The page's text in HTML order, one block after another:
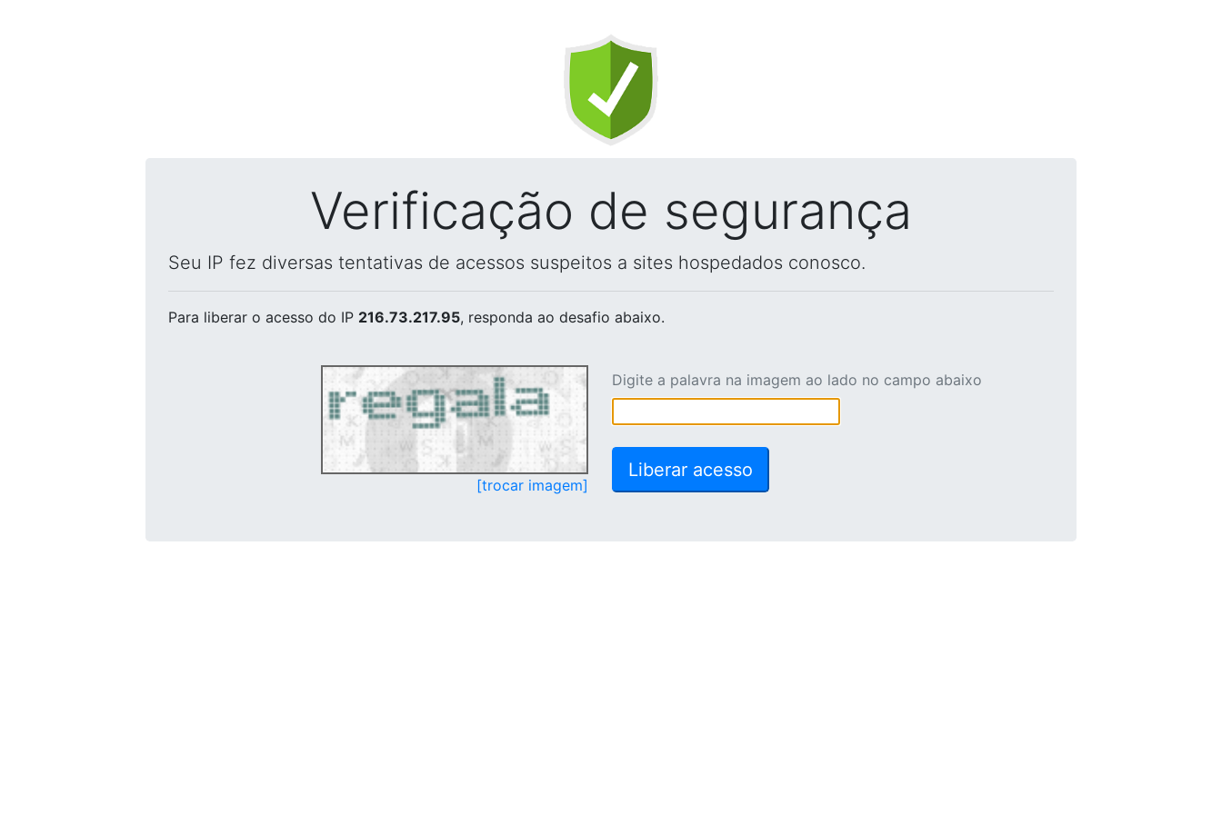
Verificação de segurança
Seu IP fez diversas tentativas de acessos suspeitos a sites hospedados conosco.
Para liberar o acesso do IP 216.73.217.95, responda ao desafio abaixo.
[trocar imagem]
Digite a palavra na imagem ao lado no campo abaixo